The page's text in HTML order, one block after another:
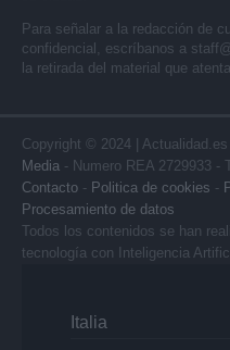
Para señalar a la redacción de
confidencial, escríbanos a
la retirada del material que
Copyright © 2024 |
Media - Numero REA 2729933 -
Contacto - Politica de cookies -
Procesamiento de datos
Todos los contenidos se han
tecnología con Inteligencia
Italia